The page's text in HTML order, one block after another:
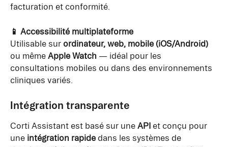
facturation et conformité.
📱 Accessibilité multiplateforme
Utilisable sur ordinateur, web, mobile (iOS/Android)
ou même Apple Watch — idéal pour les
consultations mobiles ou dans des environnements
cliniques variés.
Intégration transparente
Corti Assistant est basé sur une API et conçu pour
une intégration rapide dans les systèmes de